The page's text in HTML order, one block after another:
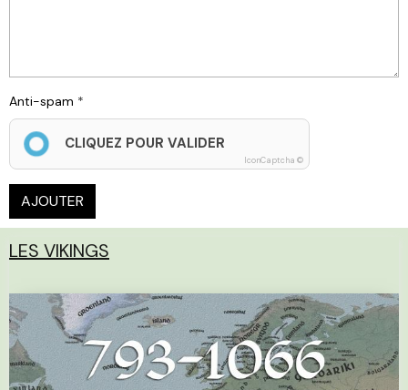
Anti-spam
CLIQUEZ POUR VALIDER
IconCaptcha ©
AJOUTER
LES VIKINGS